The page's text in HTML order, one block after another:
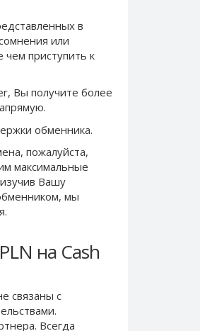
в
или
чем приступить к
Вы получите более
обменника.
пожалуйста,
максимальные
Вашу
мы
на Cash
связаны c
Всегда